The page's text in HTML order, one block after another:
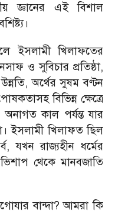
জ্ঞানের এই বিশাল
ইসলামী খিলাফতের
ও সুবিচার প্রতিষ্ঠা,
অর্থের সুষম বণ্টন
বিভিন্ন ক্ষেত্রে
কাল পর্যন্ত যার
ইসলামী খিলাফত ছিল
যখন রাজ্যহীন ধর্মের
থেকে মানবজাতি
বান্দা? আমরা কি